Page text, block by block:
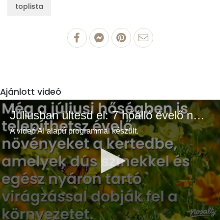
toplista
Ajánlott videó
Júliusban ültesd el: 7 hőálló évelő növény a színes és buja kertért
A videó AI alapú programmal készült.